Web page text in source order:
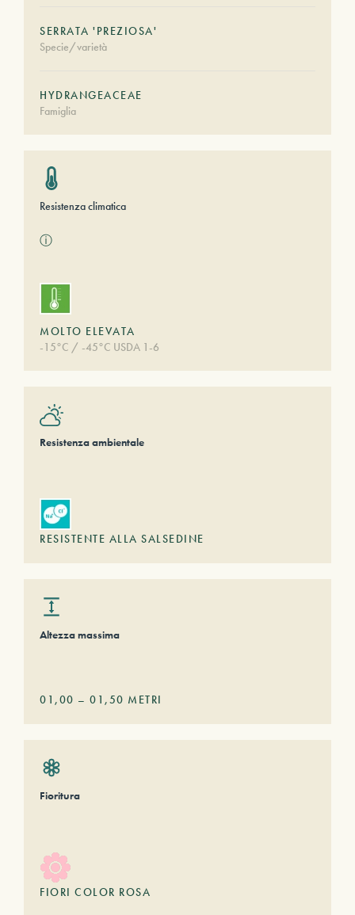
SERRATA 'PREZIOSA'
Specie/varietà
HYDRANGEACEAE
Famiglia
Resistenza climatica
ⓘ
MOLTO ELEVATA
-15°C / -45°C USDA 1-6
Resistenza ambientale
RESISTENTE ALLA SALSEDINE
Altezza massima
01,00 – 01,50 METRI
Fioritura
FIORI COLOR ROSA